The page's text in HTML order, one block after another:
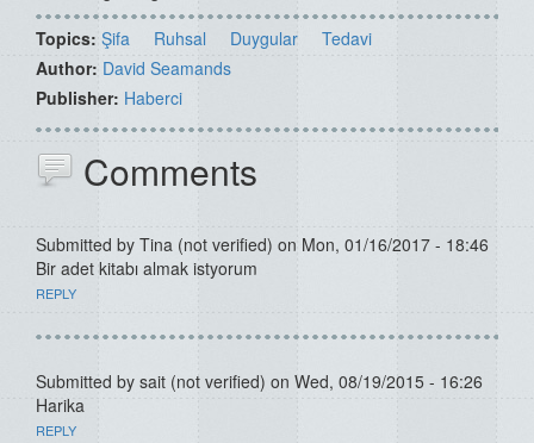
Topics: Şifa Ruhsal Duygular
Tedavi
Author: David Seamands
Publisher: Haberci
Comments
Submitted by Tina (not verified) on Mon, 01/16/2017 - 18:46
Bir adet kitabı almak istyorum
REPLY
Submitted by sait (not verified) on Wed, 08/19/2015 - 16:26
Harika
REPLY